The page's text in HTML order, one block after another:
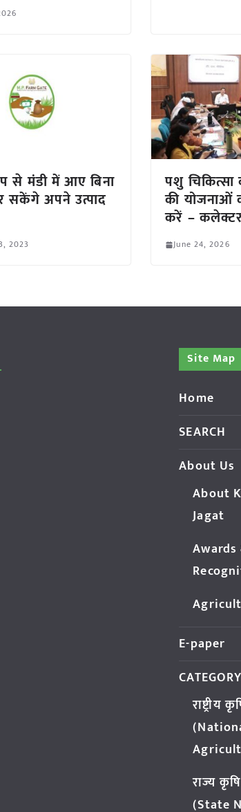
से मंडी में आए बिना
सकेंगे अपने उत्पाद
2023
पशु चिकित्सा
की योजनाओं
करें –
June 24, 2026
Site Map
Home
SEARCH
About Us
About
Jagat
Awards
E-paper
CATEGORY
राष्ट्रीय
राज्य
(State